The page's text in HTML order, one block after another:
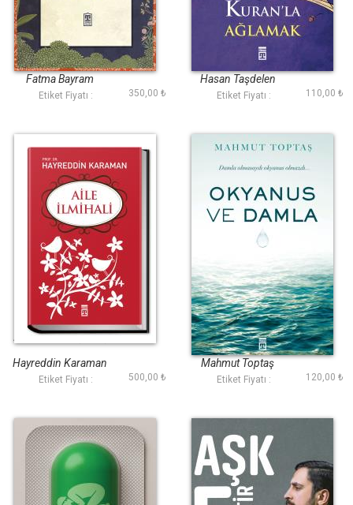
En Güzel Kıssa
Fatma Bayram
Etiket Fiyatı : 350,00 ₺
Kuranla Gülmek
Kuranla Ağlamak
Hasan Taşdelen
Etiket Fiyatı : 110,00 ₺
Aile İlmihali (Ciltli)
Hayreddin Karaman
Etiket Fiyatı : 500,00 ₺
Okyanus ve Damla
Mahmut Toptaş
Etiket Fiyatı : 120,00 ₺